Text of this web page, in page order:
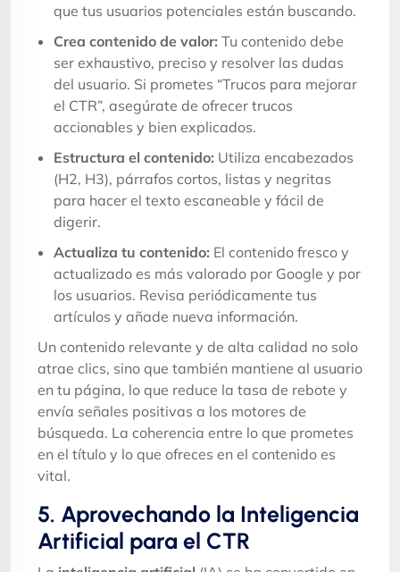
que tus usuarios potenciales están buscando.
Crea contenido de valor: Tu contenido debe
ser exhaustivo, preciso y resolver las dudas
del usuario. Si prometes “Trucos para mejorar
el CTR”, asegúrate de ofrecer trucos
accionables y bien explicados.
Estructura el contenido: Utiliza encabezados
(H2, H3), párrafos cortos, listas y negritas
para hacer el texto escaneable y fácil de
digerir.
Actualiza tu contenido: El contenido fresco y
actualizado es más valorado por Google y por
los usuarios. Revisa periódicamente tus
artículos y añade nueva información.
Un contenido relevante y de alta calidad no solo
atrae clics, sino que también mantiene al usuario
en tu página, lo que reduce la tasa de rebote y
envía señales positivas a los motores de
búsqueda. La coherencia entre lo que prometes
en el título y lo que ofreces en el contenido es
vital.
5. Aprovechando la Inteligencia
Artificial para el CTR